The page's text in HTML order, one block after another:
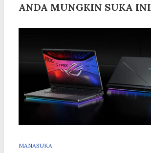
ANDA MUNGKIN SUKA INI
MANASUKA